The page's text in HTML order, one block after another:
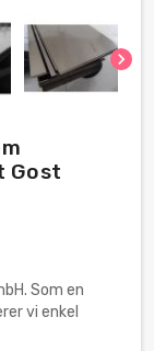
chevron_right
Gost
Som en
vi enkel